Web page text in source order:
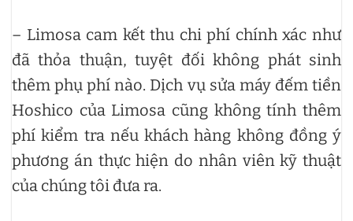
– Limosa cam kết thu chi phí chính xác như
đã thỏa thuận, tuyệt đối không phát sinh
thêm phụ phí nào. Dịch vụ sửa máy đếm tiền
Hoshico của Limosa cũng không tính thêm
phí kiểm tra nếu khách hàng không đồng ý
phương án thực hiện do nhân viên kỹ thuật
của chúng tôi đưa ra.